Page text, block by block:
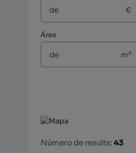
€
Área
m²
Número de results: 43